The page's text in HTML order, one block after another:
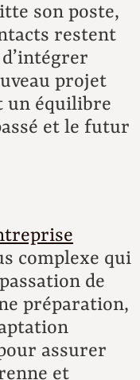
son poste,
restent
projet
un équilibre
et le futur
complexe qui
de
préparation,
assurer
et